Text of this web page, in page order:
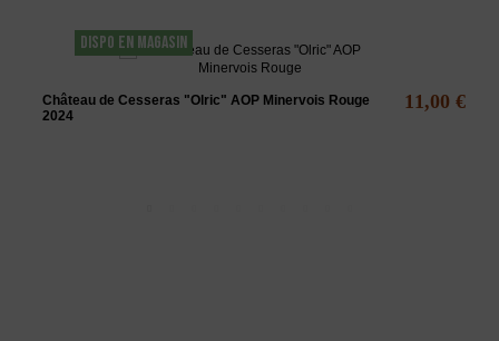
DISPO EN MAGASIN
Château de Cesseras "Olric" AOP Minervois Rouge
2024
11,00 €